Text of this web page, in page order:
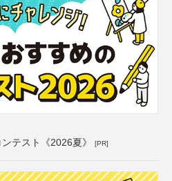
テスト《2026夏》 [PR]